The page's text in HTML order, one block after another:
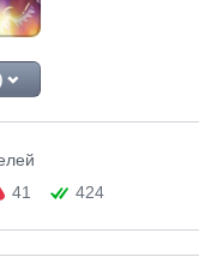
41 424